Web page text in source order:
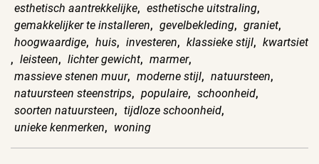
esthetisch aantrekkelijke, esthetische uitstraling,
gemakkelijker te installeren, gevelbekleding, graniet,
hoogwaardige, huis, investeren, klassieke stijl, kwartsiet
, leisteen, lichter gewicht, marmer,
massieve stenen muur, moderne stijl, natuursteen,
natuursteen steenstrips, populaire, schoonheid,
soorten natuursteen, tijdloze schoonheid,
unieke kenmerken, woning